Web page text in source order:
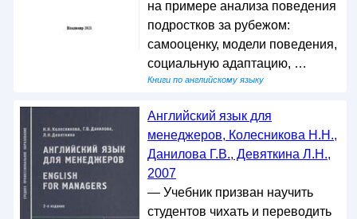
на примере анализа поведения
подростков за рубежом:
самооценку, модели поведения,
социальную адаптацию, …
Книги по английскому языку
Английский язык для
менеджеров, Колесникова Н.Н.,
Данилова Г.В., Девяткина Л.Н.,
2007
— Учебник призван научить
студентов чихать и переводить